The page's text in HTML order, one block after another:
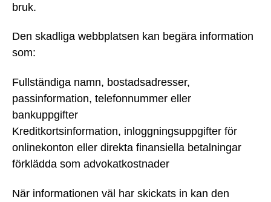
bruk.
Den skadliga webbplatsen kan begära information
som:
Fullständiga namn, bostadsadresser,
passinformation, telefonnummer eller
bankuppgifter
Kreditkortsinformation, inloggningsuppgifter för
onlinekonton eller direkta finansiella betalningar
förklädda som advokatkostnader
När informationen väl har skickats in kan den